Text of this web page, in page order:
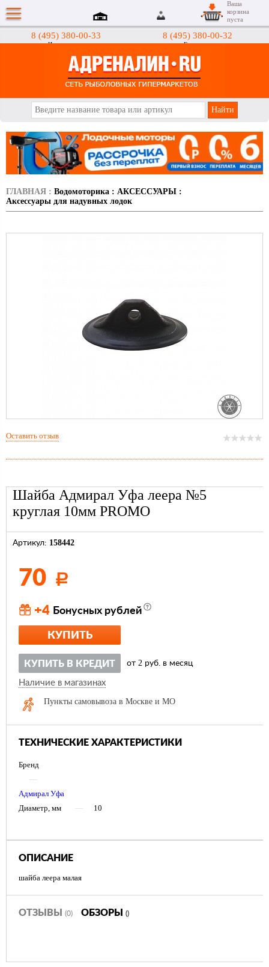
8 (495) 380-00-33
Интернет-магазин
8 (495) 380-00-32
Гипермаркеты
Ваша
корзина
пуста
ГЛАВНАЯ : Водомоторика : АКСЕССУАРЫ :
Аксессуары для надувных лодок
Шайба Адмирал Уфа леера №5
круглая 10мм PROMO
Артикул: 158442
70 Р
+4 Бонусных рублей
КУПИТЬ
КУПИТЬ В КРЕДИТ от 2 руб. в месяц
Наличие в магазинах
Пункты самовывоза в Москве и МО
ТЕХНИЧЕСКИЕ ХАРАКТЕРИСТИКИ
Бренд
—
Адмирал Уфа
Диаметр, мм
— 10
ОПИСАНИЕ
шайба леера малая
ОТЗЫВЫ (0) ОБЗОРЫ ()
Оставить отзыв